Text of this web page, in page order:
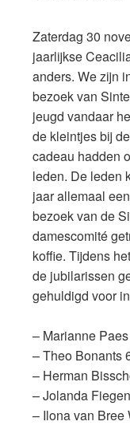
Zaterdag 30
jaarlijkse
anders. We zijn
bezoek van
jeugd vandaar
de kleintjes bij
cadeau hadden
leden. De leden
jaar allemaal
bezoek van de
damescomité
koffie. Tijdens
de jubilarissen
gehuldigd voor
– Marianne
– Theo Bonants
– Herman
– Jolanda
– Ilona van Bree